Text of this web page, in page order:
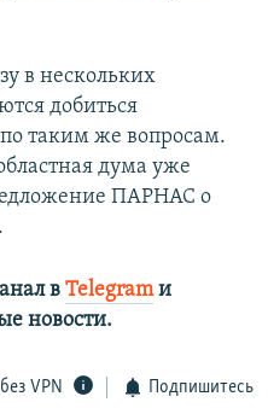
в нескольких
добиться
таким же вопросам.
дума уже
ПАРНАС о
в Telegramи
новости.​
VPN Подпишитесь